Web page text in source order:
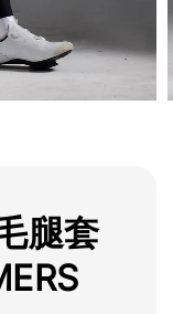
腿套